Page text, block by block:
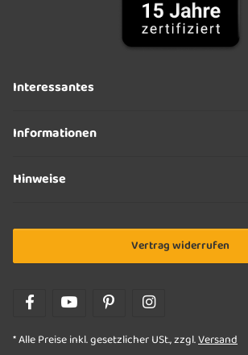
Interessantes
Informationen
Hinweise
Vertrag widerrufen
* Alle Preise inkl. gesetzlicher USt., zzgl.Versand